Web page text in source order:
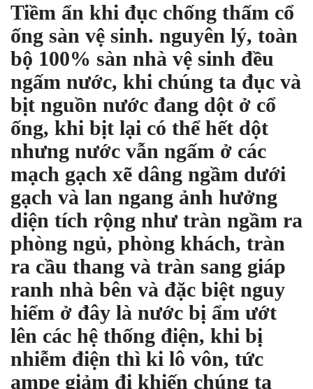
Tiềm ẩn khi đục chống thấm cổ
ống sàn vệ sinh. nguyên lý, toàn
bộ 100% sàn nhà vệ sinh đều
ngấm nước, khi chúng ta đục và
bịt nguồn nước đang dột ở cổ
ống, khi bịt lại có thể hết dột
nhưng nước vẫn ngấm ở các
mạch gạch xẽ dâng ngầm dưới
gạch và lan ngang ảnh hưởng
diện tích rộng như tràn ngầm ra
phòng ngủ, phòng khách, tràn
ra cầu thang và tràn sang giáp
ranh nhà bên và đặc biệt nguy
hiểm ở đây là nước bị ẩm ướt
lên các hệ thống điện, khi bị
nhiễm điện thì ki lô vôn, tức
ampe giảm đi khiến chúng ta